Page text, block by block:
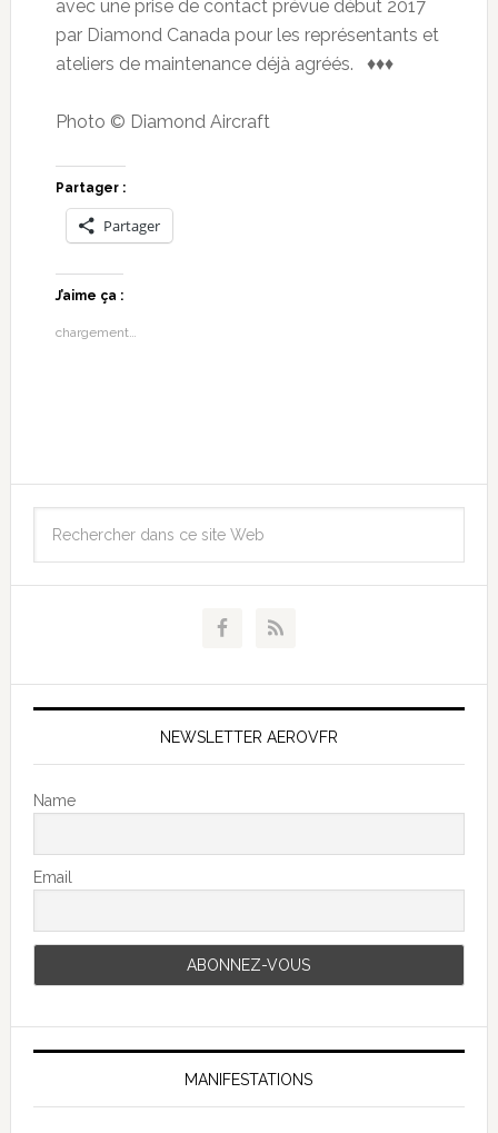
avec une prise de contact prévue début 2017
par Diamond Canada pour les représentants et
ateliers de maintenance déjà agréés. ♦♦♦
Photo © Diamond Aircraft
Partager :
Partager
J’aime ça :
chargement…
NEWSLETTER AEROVFR
Name
Email
MANIFESTATIONS